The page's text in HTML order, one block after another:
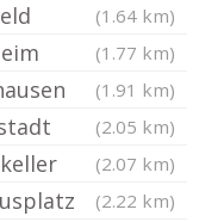
(1.64 km)
(1.77 km)
(1.91 km)
(2.05 km)
(2.07 km)
(2.22 km)